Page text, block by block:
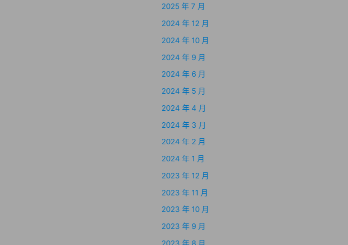
2025 年 7 月
2024 年 12 月
2024 年 10 月
2024 年 9 月
2024 年 6 月
2024 年 5 月
2024 年 4 月
2024 年 3 月
2024 年 2 月
2024 年 1 月
2023 年 12 月
2023 年 11 月
2023 年 10 月
2023 年 9 月